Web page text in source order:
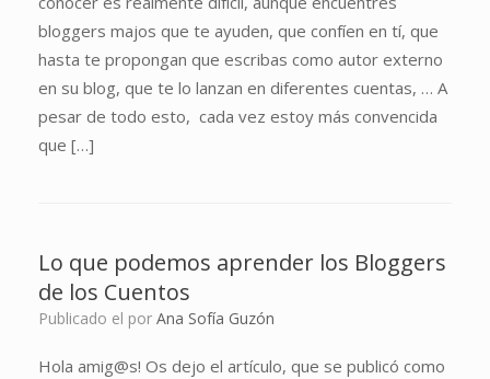
bloggers majos que te ayuden, que confíen en tí, que
hasta te propongan que escribas como autor externo
en su blog, que te lo lanzan en diferentes cuentas, … A
pesar de todo esto, cada vez estoy más convencida
que […]
Lo que podemos aprender los Bloggers
de los Cuentos
Publicado el por Ana Sofía Guzón
Hola amig@s! Os dejo el artículo, que se publicó como